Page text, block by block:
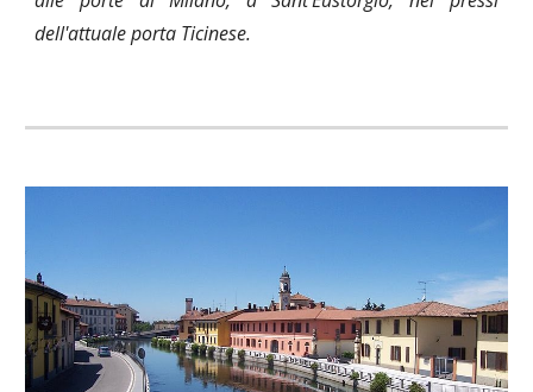
dell'attuale porta Ticinese.